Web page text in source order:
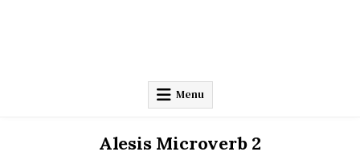
Menu
Alesis Microverb 2